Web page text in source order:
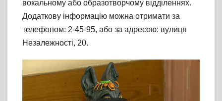
вокальному або образотворчому відділеннях.
Додаткову інформацію можна отримати за
телефоном: 2-45-95, або за адресою: вулиця
Незалежності, 20.